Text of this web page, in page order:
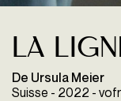
La
De Ursula Meier
Suisse - 2022 -